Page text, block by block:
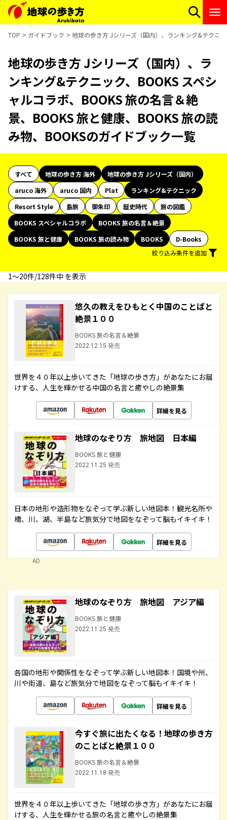
TOP ガイドブック 地球の歩き方 Jシリーズ（国内）、ランキング&テクニ
地球の歩き方 Jシリーズ（国内）、ラ
ンキング&テクニック、BOOKS スペシ
ャルコラボ、BOOKS 旅の名言＆絶
景、BOOKS 旅と健康、BOOKS 旅の読
み物、BOOKSのガイドブック一覧
すべて 地球の歩き方 海外
地球の歩き方 Jシリーズ（国内）
aruco 海外
aruco 国内 Plat
ランキング&テクニック
Resort Style
島旅 御朱印 歴史時代
旅の図鑑
BOOKS スペシャルコラボ
BOOKS 旅の名言＆絶景
BOOKS 旅と健康
BOOKS 旅の読み物 BOOKS
D-Books
絞り込み条件を追加
1〜20件/128件中 を表示
悠久の教えをひもとく中国のことばと
絶景１００
BOOKS 旅の名言＆絶景
2022.12.15 発売
世界を４０年以上歩いてきた「地球の歩き方」があなたにお届
けする、人生を輝かせる中国の名言と癒やしの絶景集
詳細を見る
地球のなぞり方 旅地図 日本編
BOOKS 旅と健康
2022.11.25 発売
日本の地形や造形物をなぞって学ぶ新しい地図本！観光名所や
橋、川、湖、半島など旅気分で地図をなぞって脳もイキイキ！
詳細を見る
AD
地球のなぞり方 旅地図 アジア編
BOOKS 旅と健康
2022.11.25 発売
各国の地形や関係性をなぞって学ぶ新しい地図本！国境や州、
川や街道、島など旅気分で地図をなぞって脳もイキイキ！
詳細を見る
今すぐ旅に出たくなる！地球の歩き方
のことばと絶景１００
BOOKS 旅の名言＆絶景
2022.11.18 発売
世界を４０年以上歩いてきた「地球の歩き方」があなたにお届
けする、人生を輝かせる旅の名言と癒やしの絶景集